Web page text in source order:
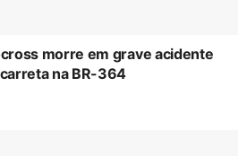
morre em grave acidente
na BR-364